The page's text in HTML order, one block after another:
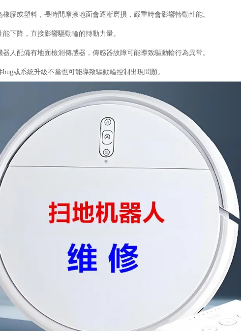
膠或塑料，長時間摩擦地面會逐漸磨損，嚴重時會影響轉動性能。
下降，直接影響驅動輪的轉動力量。
人配備有地面檢測傳感器，傳感器故障可能導致驅動輪行為異常。
或系統升級不當也可能導致驅動輪控制出現問題。